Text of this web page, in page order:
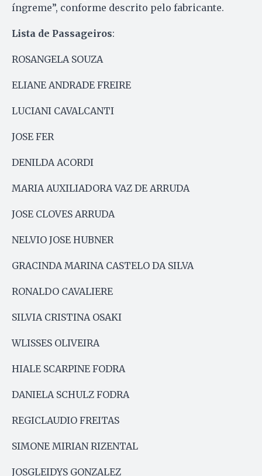
íngreme”, conforme descrito pelo fabricante.
Lista de Passageiros:
ROSANGELA SOUZA
ELIANE ANDRADE FREIRE
LUCIANI CAVALCANTI
JOSE FER
DENILDA ACORDI
MARIA AUXILIADORA VAZ DE ARRUDA
JOSE CLOVES ARRUDA
NELVIO JOSE HUBNER
GRACINDA MARINA CASTELO DA SILVA
RONALDO CAVALIERE
SILVIA CRISTINA OSAKI
WLISSES OLIVEIRA
HIALE SCARPINE FODRA
DANIELA SCHULZ FODRA
REGICLAUDIO FREITAS
SIMONE MIRIAN RIZENTAL
JOSGLEIDYS GONZALEZ